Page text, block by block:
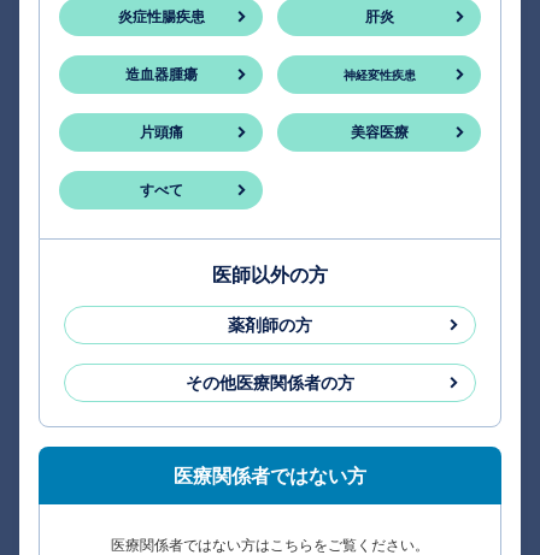
炎症性腸疾患 肝炎
造血器腫瘍 神経変性疾患
片頭痛 美容医療
すべて
医師以外の方
薬剤師の方
その他医療関係者の方
医療関係者ではない方
医療関係者ではない方はこちらをご覧ください。